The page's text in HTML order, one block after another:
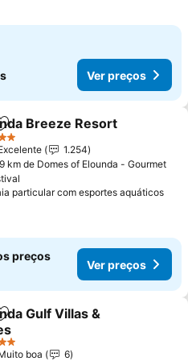
Ver preços
Adicionar aos favoritos
Breeze Resort
1.254
km de Domes of Elounda - Gourmet
particular com esportes aquáticosVer
preços
Ver preços
Adicionar aos favoritos
Gulf Villas &
boa
6